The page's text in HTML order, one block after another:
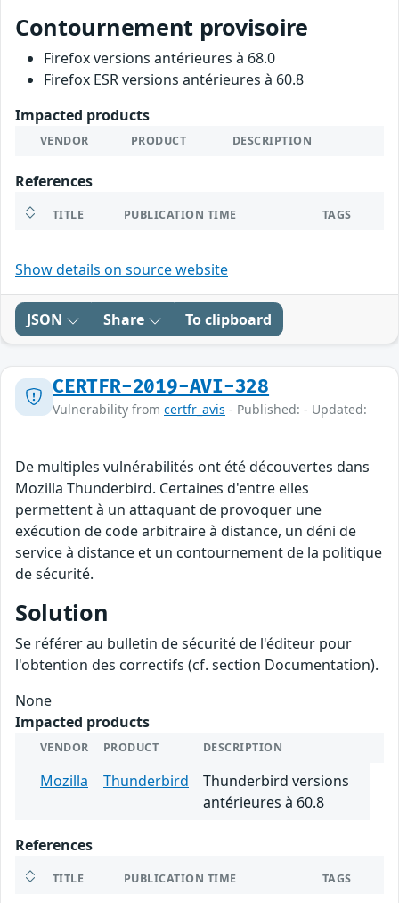
Contournement provisoire
Firefox versions antérieures à 68.0
Firefox ESR versions antérieures à 60.8
Impacted products
VENDOR PRODUCT DESCRIPTION
References
TITLE PUBLICATION TIME TAGS
Show details on source website
JSON Share To clipboard
CERTFR-2019-AVI-328
Vulnerability from certfr_avis - Published: - Updated:
De multiples vulnérabilités ont été découvertes dans
Mozilla Thunderbird. Certaines d'entre elles
permettent à un attaquant de provoquer une
exécution de code arbitraire à distance, un déni de
service à distance et un contournement de la politique
de sécurité.
Solution
Se référer au bulletin de sécurité de l'éditeur pour
l'obtention des correctifs (cf. section Documentation).
None
Impacted products
VENDOR PRODUCT DESCRIPTION
Mozilla Thunderbird
Thunderbird versions
antérieures à 60.8
References
TITLE PUBLICATION TIME TAGS